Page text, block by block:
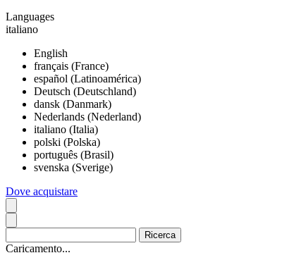
Languages
italiano
English
français (France)
español (Latinoamérica)
Deutsch (Deutschland)
dansk (Danmark)
Nederlands (Nederland)
italiano (Italia)
polski (Polska)
português (Brasil)
svenska (Sverige)
Dove acquistare
Caricamento...